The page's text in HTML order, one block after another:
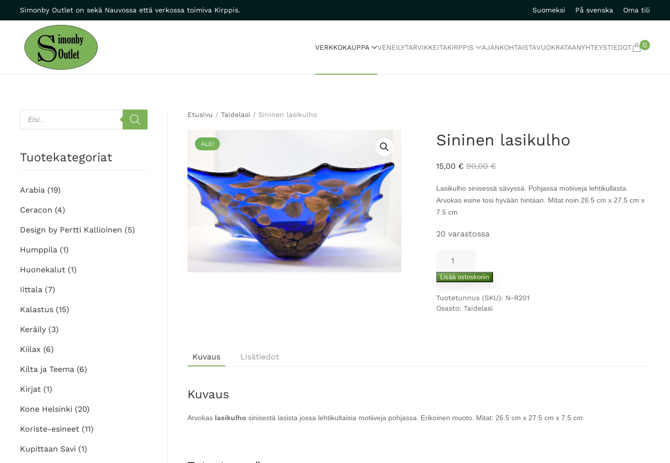
Skip to main content
Simonby Outlet on sekä Nauvossa että verkossa toimiva Kirppis. Suomeksi På svenska Oma tili
VERKKOKAUPPA VENEILYTARVIKKEITAKIRPPIS AJANKOHTAISTAVUOKRATAANYHTEYSTIEDOT 0
Etusivu / Taidelasi / Sininen lasikulho
ALE! Sininen lasikulho
15,00 € 90,00€
Lasikulho sinisessä sävyssä. Pohjassa motiiveja lehtikullasta.
Arvokas esine tosi hyvään hintaan. Mitat noin 26.5 cm x 27.5 cm x
7.5 cm.
20 varastossa
määrä
Lisää ostoskoriin
Tuotetunnus (SKU): N-R201
Osasto: Taidelasi
Kuvaus Lisätiedot
Kuvaus
Arvokas lasikulho sinisestä lasista jossa lehtikultaisia motiiveja pohjassa. Erikoinen muoto. Mitat: 26.5 cm x 27.5 cm x 7.5 cm.
Products
search
Tuotekategoriat
Arabia (19)
Ceracon (4)
Design by Pertti Kallioinen (5)
Humppila (1)
Huonekalut (1)
Iittala (7)
Kalastus (15)
Keräily (3)
Kiilax (6)
Kilta ja Teema (6)
Kirjat (1)
Kone Helsinki (20)
Koriste-esineet (11)
Kupittaan Savi (1)